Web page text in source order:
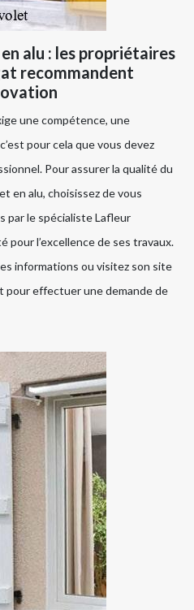
alu : les propriétaires
recommandent
une compétence, une
pour cela que vous devez
Pour assurer la qualité du
en alu, choisissez de vous
par le spécialiste Lafleur
pour l’excellence de ses travaux.
informations ou visitez son site
effectuer une demande de